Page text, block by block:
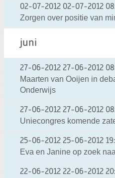
02-07-2012 02-07-2012
Zorgen over positie van
juni
27-06-2012 27-06-2012
Maarten van Ooijen in
Onderwijs
27-06-2012 27-06-2012
Uniecongres komende
25-06-2012 25-06-2012
Eva en Janine op zoek
22-06-2012 22-06-2012